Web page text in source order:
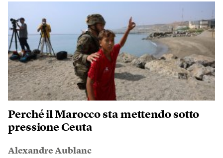
Perché il Marocco sta mettendo sotto
pressione Ceuta
Alexandre Aublanc